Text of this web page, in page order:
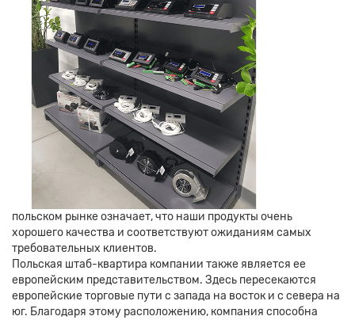
польском рынке означает, что наши продукты очень
хорошего качества и соответствуют ожиданиям самых
требовательных клиентов.
Польская штаб-квартира компании также является ее
европейским представительством. Здесь пересекаются
европейские торговые пути с запада на восток и с севера на
юг. Благодаря этому расположению, компания способна